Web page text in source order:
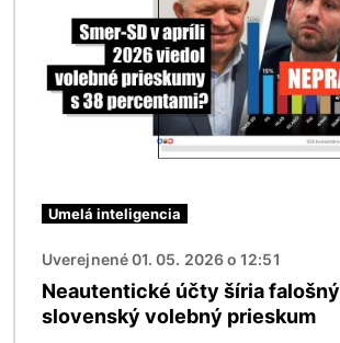
Umelá inteligencia
Uverejnené 01. 05. 2026 o 12:51
Neautentické účty šíria falošný
slovenský volebný prieskum